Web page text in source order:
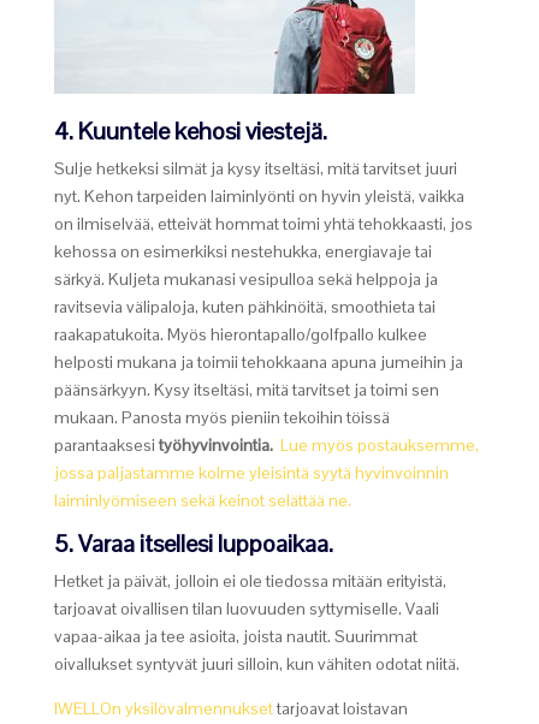
4. Kuuntele kehosi viestejä.
Sulje hetkeksi silmät ja kysy itseltäsi, mitä tarvitset juuri
nyt. Kehon tarpeiden laiminlyönti on hyvin yleistä, vaikka
on ilmiselvää, etteivät hommat toimi yhtä tehokkaasti, jos
kehossa on esimerkiksi nestehukka, energiavaje tai
särkyä. Kuljeta mukanasi vesipulloa sekä helppoja ja
ravitsevia välipaloja, kuten pähkinöitä, smoothieta tai
raakapatukoita. Myös hierontapallo/golfpallo kulkee
helposti mukana ja toimii tehokkaana apuna jumeihin ja
päänsärkyyn. Kysy itseltäsi, mitä tarvitset ja toimi sen
mukaan. Panosta myös pieniin tekoihin töissä
parantaaksesityöhyvinvointia. Lue myös postauksemme,
jossa paljastamme kolme yleisintä syytä hyvinvoinnin
laiminlyömiseen sekä keinot selättää ne.
5. Varaa itsellesi luppoaikaa.
Hetket ja päivät, jolloin ei ole tiedossa mitään erityistä,
tarjoavat oivallisen tilan luovuuden syttymiselle. Vaali
vapaa-aikaa ja tee asioita, joista nautit. Suurimmat
oivallukset syntyvät juuri silloin, kun vähiten odotat niitä.
IWELLOn yksilövalmennuksettarjoavat loistavan